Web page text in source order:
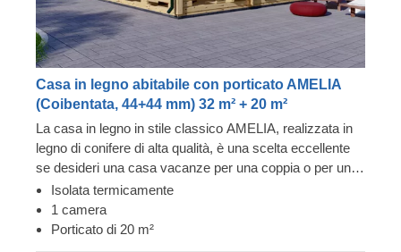
Casa in legno abitabile con porticato AMELIA
(Coibentata, 44+44 mm) 32 m² + 20 m²
La casa in legno in stile classico AMELIA, realizzata in
legno di conifere di alta qualità, è una scelta eccellente
se desideri una casa vacanze per una coppia o per una
famiglia più piccola. Con 32 m² di spazio interno, questa
casa potrebbe diventare la tua oasi ecologica per
soggiorni confortevoli con gli amici o un luogo da sogno
Isolata termicamente
1 camera
Porticato di 20 m²